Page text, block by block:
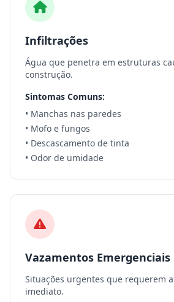
Infiltrações
Água que penetra em estruturas
construção.
Sintomas Comuns:
• Manchas nas paredes
• Mofo e fungos
• Descascamento de tinta
• Odor de umidade
Vazamentos Emergenciais
Situações urgentes que requerem
imediato.